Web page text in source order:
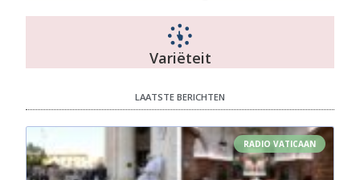
Variëteit
LAATSTE BERICHTEN
RADIO VATICAAN